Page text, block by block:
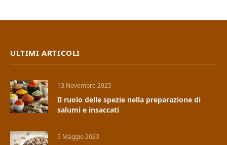
ULTIMI ARTICOLI
13 Novembre 2025
Il ruolo delle spezie nella preparazione di
salumi e insaccati
5 Maggio 2023